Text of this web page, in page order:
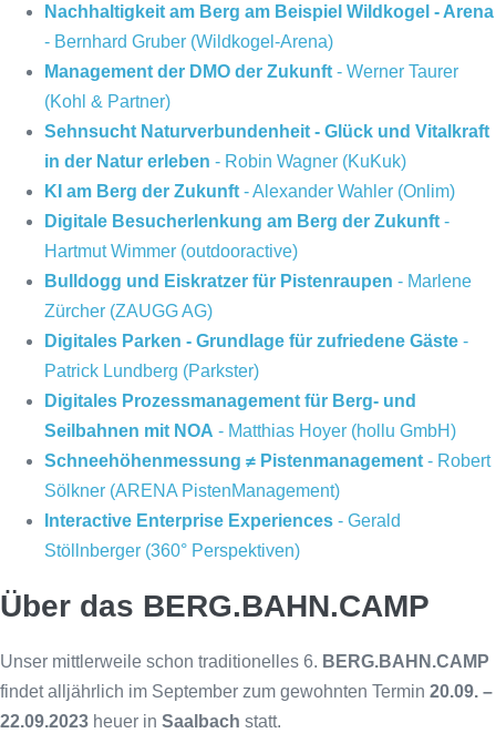
Nachhaltigkeit am Berg am Beispiel Wildkogel - Arena
- Bernhard Gruber (Wildkogel-Arena)
Management der DMO der Zukunft - Werner Taurer
(Kohl & Partner)
Sehnsucht Naturverbundenheit - Glück und Vitalkraft
in der Natur erleben - Robin Wagner (KuKuk)
KI am Berg der Zukunft - Alexander Wahler (Onlim)
Digitale Besucherlenkung am Berg der Zukunft -
Hartmut Wimmer (outdooractive)
Bulldogg und Eiskratzer für Pistenraupen - Marlene
Zürcher (ZAUGG AG)
Digitales Parken - Grundlage für zufriedene Gäste -
Patrick Lundberg (Parkster)
Digitales Prozessmanagement für Berg- und
Seilbahnen mit NOA - Matthias Hoyer (hollu GmbH)
Schneehöhenmessung ≠ Pistenmanagement - Robert
Sölkner (ARENA PistenManagement)
Interactive Enterprise Experiences - Gerald
Stöllnberger (360° Perspektiven)
Über das BERG.BAHN.CAMP
Unser mittlerweile schon traditionelles 6. BERG.BAHN.CAMP
findet alljährlich im September zum gewohnten Termin 20.09. –
22.09.2023 heuer in Saalbach statt.